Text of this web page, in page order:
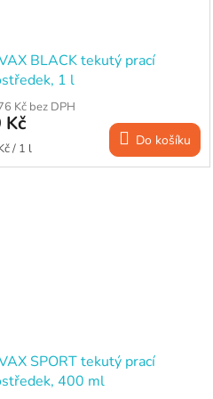
BLACK tekutý prací
1 l
Kč bez DPH
Kč
/ 1 l Do košíku
SPORT tekutý prací
400 ml